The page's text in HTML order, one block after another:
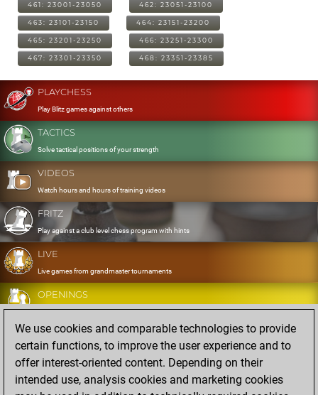
461: 23001-23050 462: 23051-23100
463: 23101-23150 464: 23151-23200
465: 23201-23250 466: 23251-23300
467: 23301-23350 468: 23351-23385
PLAYCHESS
Play Blitz games against others
TACTICS
Solve tactical positions of your strength
VIDEOS
Watch hours and hours of training videos
FRITZ
Play against a club level chess program with hints
LIVE
Live games from grandmaster tournaments
OPENINGS
Develop and exercise your openings
DATABASE
Eight million strong games
MYGAMES
Store and analyse your own games in the cloud
We use cookies and comparable technologies to provide
certain functions, to improve the user experience and to
offer interest-oriented content. Depending on their
intended use, analysis cookies and marketing cookies